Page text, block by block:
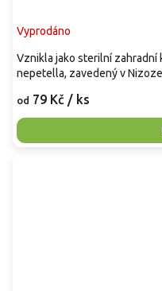
Vyprodáno
od 79 Kč / ks
Vznikla jako sterilní zahradní
nepetella, zavedený v